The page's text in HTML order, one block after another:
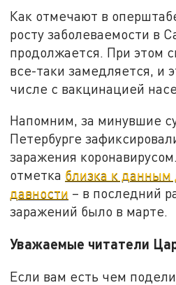
Как отмечают в
росту заболеваемости в
продолжается. При этом
все-таки замедляется, и
числе с вакцинацией
Напомним, за минувшие
Петербурге
заражения
отметка близка к данным
давности – в последний
заражений было в марте.
Уважаемые читатели
Если вам есть чем